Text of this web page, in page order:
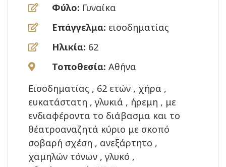
Φύλο: Γυναίκα
Επάγγελμα: εισοδηματίας
Ηλικία: 62
Τοποθεσία: Αθήνα
Εισοδηματίας , 62 ετών , χήρα ,
ευκατάστατη , γλυκιά , ήρεμη , με
ενδιαφέροντα το διάβασμα και το
θέατροαναζητά κύριο με σκοπό
σοβαρή σχέση , ανεξάρτητο ,
χαμηλών τόνων , γλυκό ,